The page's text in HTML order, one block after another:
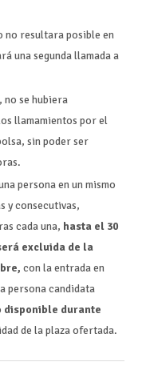
resultara posible en
una segunda llamada a
no se hubiera
llamamientos por el
sin poder ser
persona en un mismo
y consecutivas,
cada una, hasta el 30
excluida de la
con la entrada en
persona candidata
disponible durante
de la plaza ofertada.